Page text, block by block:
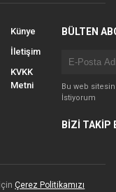
Künye
İletişim
KVKK
Metni
BÜLTEN
Bu web
İstiyorum
BİZİ TAKİP
Çerez Politikamızı